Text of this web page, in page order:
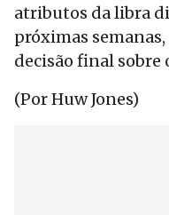
atributos da libra
próximas
decisão final sobre
(Por Huw Jones)